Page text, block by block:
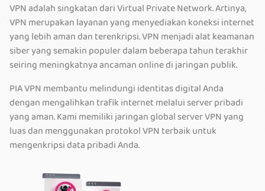
VPN adalah singkatan dari Virtual Private Network. Artinya,
VPN merupakan layanan yang menyediakan koneksi internet
yang lebih aman dan terenkripsi. VPN menjadi alat keamanan
siber yang semakin populer dalam beberapa tahun terakhir
seiring meningkatnya ancaman online di jaringan publik.
PIA VPN membantu melindungi identitas digital Anda
dengan mengalihkan trafik internet melalui server pribadi
yang aman. Kami memiliki jaringan global server VPN yang
luas dan menggunakan protokol VPN terbaik untuk
mengenkripsi data pribadi Anda.